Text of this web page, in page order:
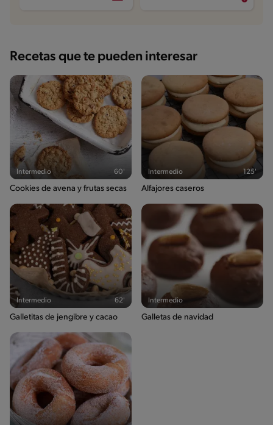
Recetas que te pueden interesar
Intermedio 60'
Cookies de avena y frutas secas
Intermedio 125'
Alfajores caseros
Intermedio 62'
Galletitas de jengibre y cacao
Intermedio
Galletas de navidad